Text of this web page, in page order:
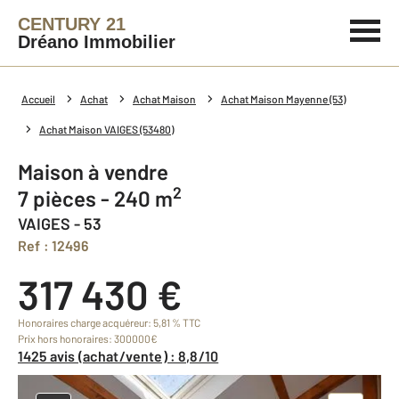
CENTURY 21
Dréano Immobilier
Accueil Achat Achat Maison Achat Maison Mayenne (53)
Achat Maison VAIGES (53480)
Maison à vendre
7 pièces - 240 m2
VAIGES - 53
Ref : 12496
317 430 €
Honoraires charge acquéreur: 5,81 % TTC
Prix hors honoraires: 300000€
1425 avis (achat/vente) : 8,8/10